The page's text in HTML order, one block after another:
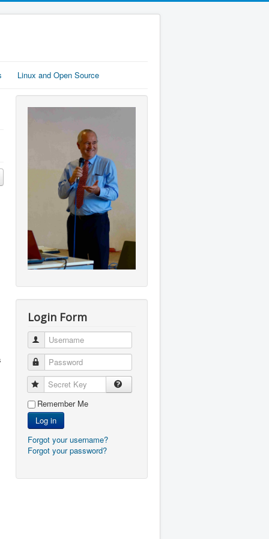
Linux and Open Source
Login Form
Username
Password
Secret Key
Remember Me
Log in
Forgot your username?
Forgot your password?